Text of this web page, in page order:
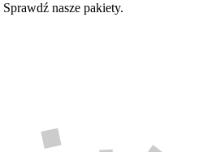
Sprawdź nasze pakiety.